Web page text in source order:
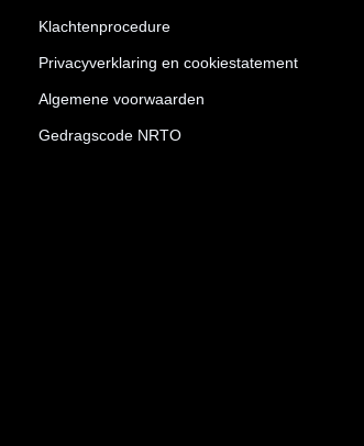
Klachtenprocedure
Privacyverklaring en cookiestatement
Algemene voorwaarden
Gedragscode NRTO